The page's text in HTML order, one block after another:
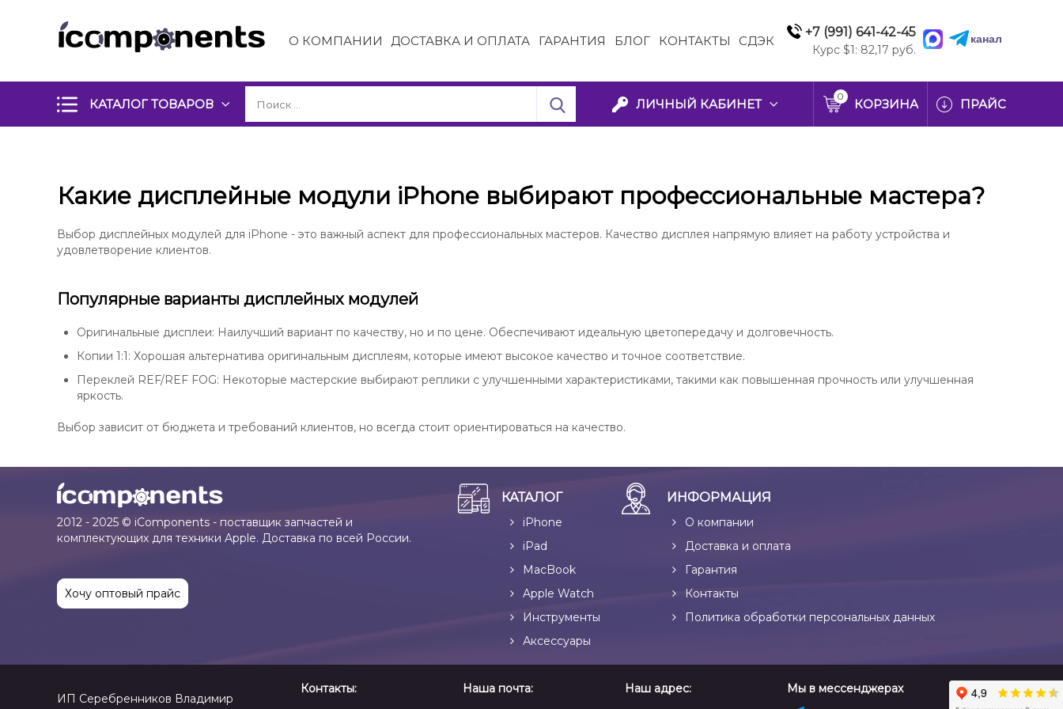
О КОМПАНИИ ДОСТАВКА И ОПЛАТА ГАРАНТИЯ БЛОГ КОНТАКТЫ СДЭК
+7 (991) 641-42-45
Курс $1: 82,17 руб.
канал
КАТАЛОГ ТОВАРОВ ЛИЧНЫЙ КАБИНЕТ
0
КОРЗИНА ПРАЙС
Какие дисплейные модули iPhone выбирают профессиональные мастера?
Выбор дисплейных модулей для iPhone - это важный аспект для профессиональных мастеров. Качество дисплея напрямую влияет на работу устройства и
удовлетворение клиентов.
Популярные варианты дисплейных модулей
Оригинальные дисплеи: Наилучший вариант по качеству, но и по цене. Обеспечивают идеальную цветопередачу и долговечность.
Копии 1:1: Хорошая альтернатива оригинальным дисплеям, которые имеют высокое качество и точное соответствие.
Переклей REF/REF FOG: Некоторые мастерские выбирают реплики с улучшенными характеристиками, такими как повышенная прочность или улучшенная
яркость.
Выбор зависит от бюджета и требований клиентов, но всегда стоит ориентироваться на качество.
2012 - 2025 © iComponents - поставщик запчастей и
комплектующих для техники Apple. Доставка по всей России.
Хочу оптовый прайс
КАТАЛОГ
iPhone
iPad
MacBook
Apple Watch
Инструменты
Аксессуары
ИНФОРМАЦИЯ
О компании
Доставка и оплата
Гарантия
Контакты
Политика обработки персональных данных
ИП Серебренников Владимир
Контакты:
Наша почта:
Наш адрес:
Мы в мессенджерах